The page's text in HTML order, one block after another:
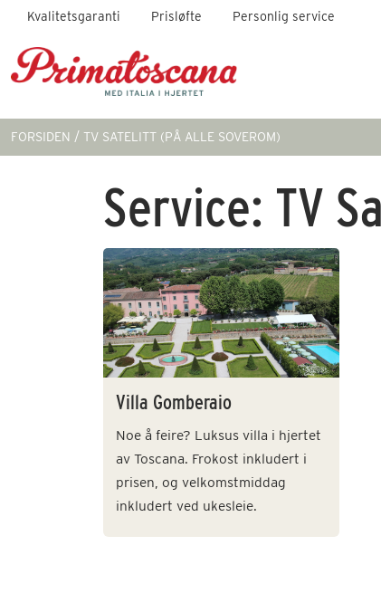
Kvalitetsgaranti Prisløfte Personlig service
FORSIDEN TV SATELITT (PÅ ALLE SOVEROM)
Service: TV
Villa Gomberaio
Noe å feire? Luksus villa i hjertet
av Toscana. Frokost inkludert i
prisen, og velkomstmiddag
inkludert ved ukesleie.